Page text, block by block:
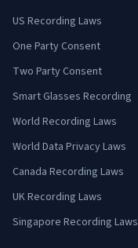
US Recording Laws
One Party Consent
Two Party Consent
Smart Glasses Recording
World Recording Laws
World Data Privacy Laws
Canada Recording Laws
UK Recording Laws
Singapore Recording Laws